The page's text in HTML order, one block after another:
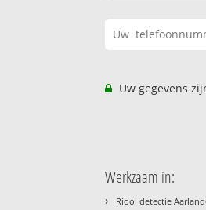
Uw gegevens
Werkzaam in:
› Riool detectie